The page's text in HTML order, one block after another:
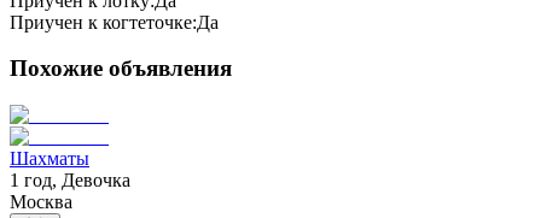
Приучен к когтеточке:Да
Похожие объявления
Шахматы
1 год, Девочка
Москва